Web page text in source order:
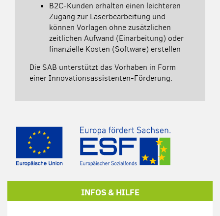
B2C-Kunden erhalten einen leichteren
Zugang zur Laserbearbeitung und
können Vorlagen ohne zusätzlichen
zeitlichen Aufwand (Einarbeitung) oder
finanzielle Kosten (Software) erstellen
Die SAB unterstützt das Vorhaben in Form
einer Innovationsassistenten-Förderung.
INFOS & HILFE